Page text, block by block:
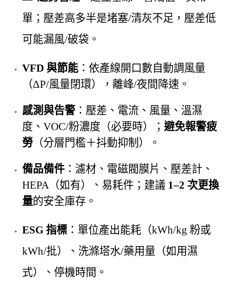
單；壓差高多半是堵塞/清灰不足，壓差低
可能漏風/破袋。
VFD 與節能：依產線開口數自動調風量
（ΔP/風量閉環），離峰/夜間降速。
感測與告警 ：壓差、電流、風量、溫濕
度、VOC/粉濃度（必要時）； 避免報警疲
勞 （分層門檻＋抖動抑制）。
備品備件 ：濾材、電磁閥膜片、壓差計、
HEPA（如有）、易耗件；建議 1–2 次更換
量的安全庫存。
ESG 指標 ：單位產出能耗（kWh/kg 粉或
kWh/批）、洗滌塔水/藥用量（如用濕
式）、停機時間。